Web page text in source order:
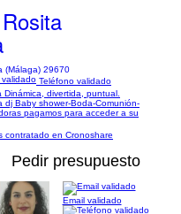
(Málaga) 29670
Teléfono validado
divertida, puntual.
dj Baby shower-Boda-Comunión-
pagamos para acceder a su
contratado en Cronoshare
Pedir presupuesto
Email validado